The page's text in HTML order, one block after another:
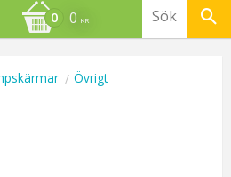
0 KR
Övrigt